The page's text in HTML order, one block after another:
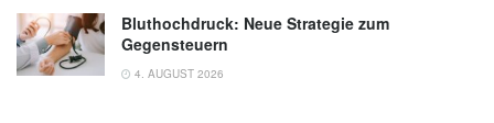
Bluthochdruck: Neue Strategie zum
Gegensteuern
4. AUGUST 2026